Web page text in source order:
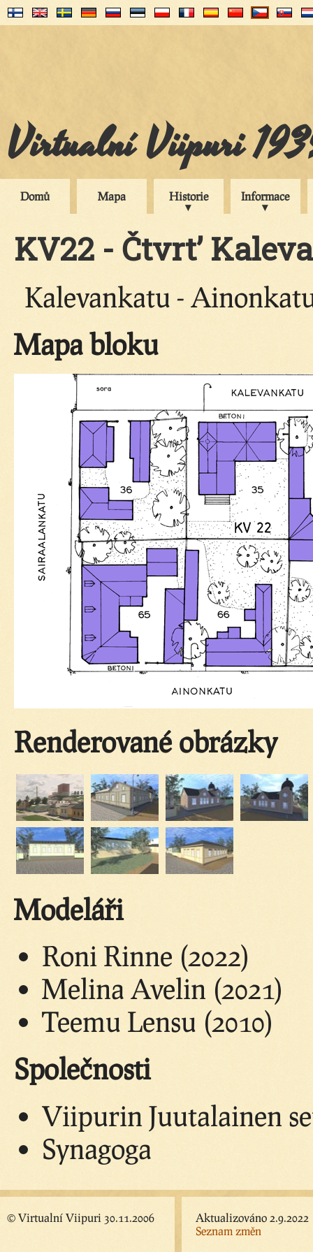
Virtualní Viipuri
Domů Mapa Historie Informace
KV22 - Čtvrt’
Kalevankatu -
Mapa bloku
Renderované obrázky
Modeláři
Roni Rinne (2022)
Melina Avelin (2021)
Teemu Lensu (2010)
Společnosti
Viipurin Juutalainen
Synagoga
© Virtualní Viipuri 30.11.2006
Aktualizováno 2.9.2022
Seznam změn